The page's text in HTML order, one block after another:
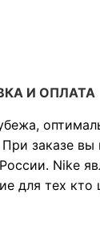
И ОПЛАТА
заказе
Nike
для тех кто